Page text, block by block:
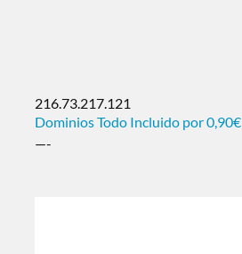
216.73.217.121
Dominios Todo Incluido por 0,90€
—-